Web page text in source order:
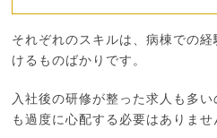
それぞれのスキルは、病棟での
けるものばかりです。
入社後の研修が整った求人も多
も過度に心配する必要はありませ